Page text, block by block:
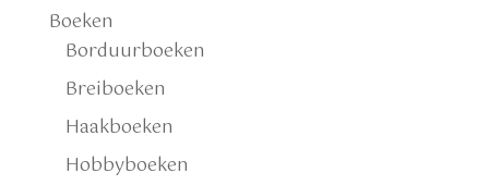
Boeken
Borduurboeken
Breiboeken
Haakboeken
Hobbyboeken